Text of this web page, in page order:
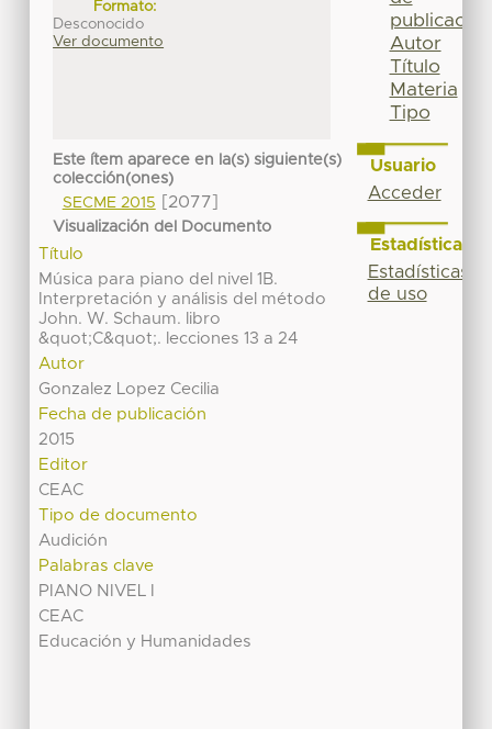
Formato:
Desconocido
Ver documento
Este ítem aparece en la(s) siguiente(s)
colección(ones)
SECME 2015
[2077]
Visualización del Documento
Título
Música para piano del nivel 1B.
Interpretación y análisis del método
John. W. Schaum. libro
&quot;C&quot;. lecciones 13 a 24
Autor
Gonzalez Lopez Cecilia
Fecha de publicación
2015
Editor
CEAC
Tipo de documento
Audición
Palabras clave
PIANO NIVEL I
CEAC
Educación y Humanidades
publicación
Autor
Título
Materia
Tipo
Usuario
Acceder
Estadísticas
Estadísticas
de uso